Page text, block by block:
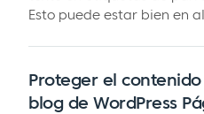
Esto puede estar bien en
Proteger el
blog de WordPress